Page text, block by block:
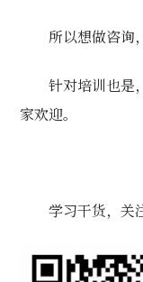
所以想做咨询
针对培训也是
家欢迎。
学习干货，关